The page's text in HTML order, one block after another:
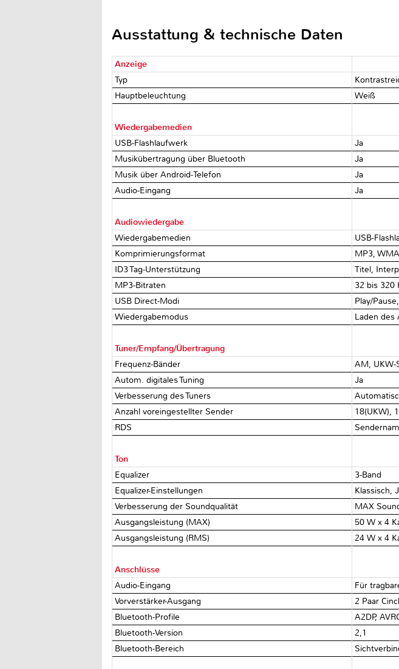
Ausstattung & technische Daten
Anzeige
Typ
Hauptbeleuchtung
Weiß
Wiedergabemedien
USB-Flashlaufwerk
Ja
Musikübertragung über Bluetooth
Ja
Musik über Android-Telefon
Ja
Audio-Eingang
Ja
Audiowiedergabe
Wiedergabemedien
USB-
Komprimierungsformat
MP3, WMA
ID3 Tag-Unterstützung
Titel,
MP3-Bitraten
32 bis 320
USB Direct-Modi
Play/
Wiedergabemodus
Laden des
Tuner/Empfang/Übertragung
Frequenz-Bänder
AM, UKW-
Autom. digitales Tuning
Ja
Verbesserung des Tuners
Anzahl voreingestellter Sender
18(UKW),
RDS
Ton
Equalizer
3-Band
Equalizer-Einstellungen
Klassisch,
Verbesserung der Soundqualität
MAX
Ausgangsleistung (MAX)
50 W x 4
Ausgangsleistung (RMS)
24 W x 4
Anschlüsse
Audio-Eingang
Für
Vorverstärker-Ausgang
2 Paar
Bluetooth-Profile
A2DP,
Bluetooth-Version
2,1
Bluetooth-Bereich